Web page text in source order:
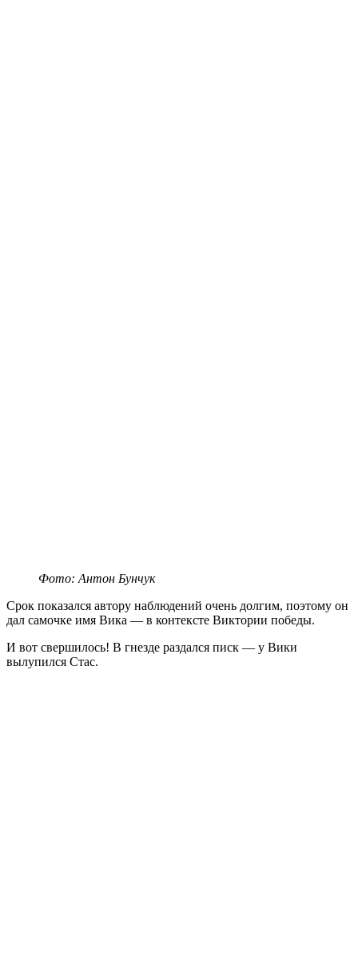
Фото: Антон Бунчук
Срок показался автору наблюдений очень долгим, поэтому он
дал самочке имя Вика — в контексте Виктории победы.
И вот свершилось! В гнезде раздался писк — у Вики
вылупился Стас.